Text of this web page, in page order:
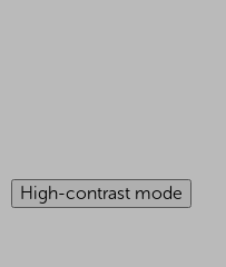
High-contrast mode